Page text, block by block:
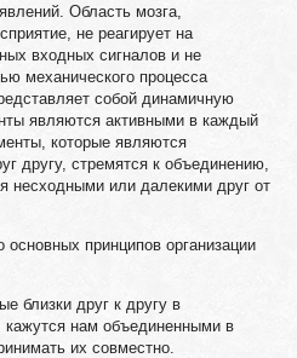
Область мозга,
не реагирует на
входных сигналов и не
механического процесса
собой динамичную
являются активными в каждый
которые являются
другу, стремятся к объединению,
несходными или далекими друг от
принципов организации
близки друг к другу в
кажутся нам объединенными в
их совместно.